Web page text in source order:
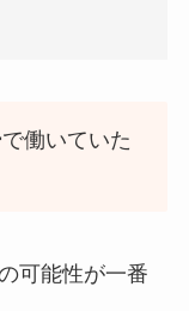
で働いていた
可能性が一番